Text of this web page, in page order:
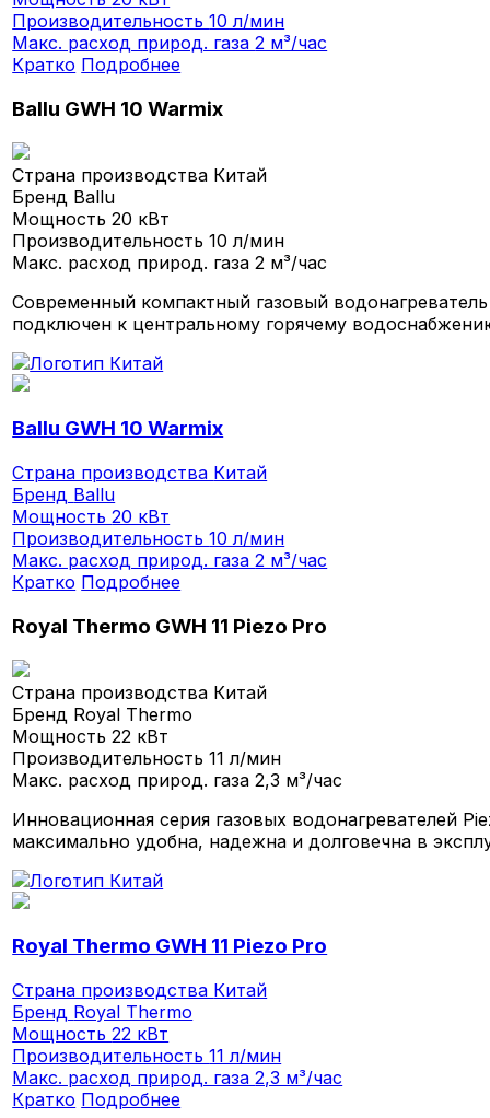
Производительность10 л/мин
Макс. расход природ. газа2 м³/час
Кратко Подробнее
Ballu GWH 10 Warmix
Страна производства Китай
Бренд Ballu
Мощность20 кВт
Производительность10 л/мин
Макс. расход природ. газа2 м³/час
Современный компактный газовый
подключен к центральному горячему
Ballu GWH 10 Warmix
Страна производства Китай
Бренд Ballu
Мощность20 кВт
Производительность10 л/мин
Макс. расход природ. газа2 м³/час
Кратко Подробнее
Royal Thermo GWH 11 Piezo Pro
Страна производства Китай
Бренд Royal Thermo
Мощность22 кВт
Производительность11 л/мин
Макс. расход природ. газа2,3 м³/час
Инновационная серия газовых водонагревателей
максимально удобна, надежна и долговечна в
Royal Thermo GWH 11 Piezo Pro
Страна производства Китай
Бренд Royal Thermo
Мощность22 кВт
Производительность11 л/мин
Макс. расход природ. газа2,3 м³/час
Кратко Подробнее